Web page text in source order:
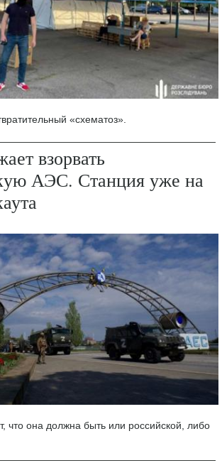
«схематоз».
взорвать
АЭС. Станция уже на
что она должна быть или российской, либо